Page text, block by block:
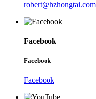
robert@hzhongtai.com
Facebook
Facebook
Facebook